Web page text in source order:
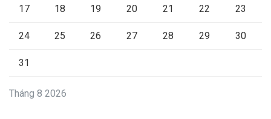
Tháng 8 2026
17 18 19 20 21 22 23
24 25 26 27 28 29 30
31